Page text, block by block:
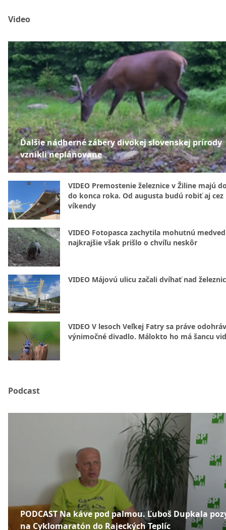
Video
Ďalšie nádherné zábery divokej slovenskej prírody
vznikli neplánovane
VIDEO Premostenie železnice v Žiline majú
do konca roka. Od augusta budú robiť aj cez
víkendy
VIDEO Fotopasca zachytila mohutnú
najkrajšie však prišlo o chvíľu neskôr
VIDEO Májovú ulicu začali dvíhať nad
VIDEO V lesoch Veľkej Fatry sa práve
výnimočné divadlo. Málokto ho má šancu
Podcast
PODCAST Na káve pod palmou. Ľuboš Dupkala
na Cyklomaratón do Rajeckých Teplíc